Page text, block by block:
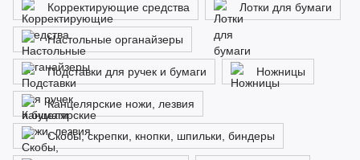
Корректирующие средства Лотки для бумаги
Настольные органайзеры
Подставки для ручек и бумаги Ножницы
Канцелярские ножи, лезвия
Скобы, скрепки, кнопки, шпильки, биндеры